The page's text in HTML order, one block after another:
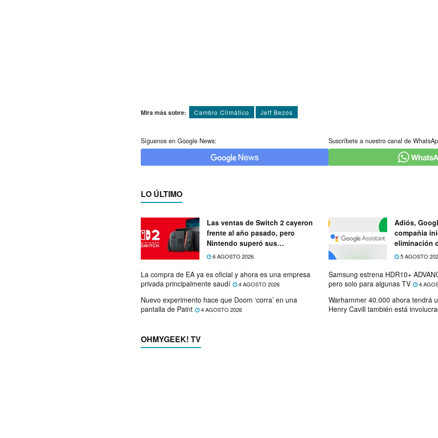
Mira más sobre: Cambio Climático Jeff Bezos
Síguenos en Google News: Suscríbete a nuestro canal de
LO ÚLTIMO
Las ventas de Switch 2 cayeron
frente al año pasado, pero
Nintendo superó sus
expectativas
6 AGOSTO 2026
Adiós,
compañía
eliminación
próximo mes
5 AGOSTO
La compra de EA ya es oficial y ahora es una empresa
privada principalmente saudí
4 AGOSTO 2026
Samsung estrena HDR10+
pero solo para algunas TV
4
Nuevo experimento hace que Doom ‘corra’ en una
pantalla de Paint
4 AGOSTO 2026
Warhammer 40.000 ahora tendrá
Henry Cavill también está
OHMYGEEK! TV